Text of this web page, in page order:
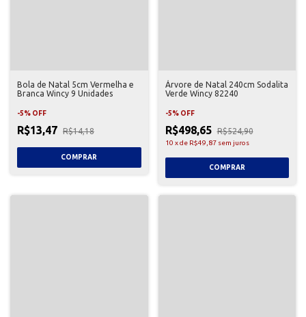
Bola de Natal 5cm Vermelha e
Branca Wincy 9 Unidades
-5% OFF
R$13,47 R$14,18
Árvore de Natal 240cm Sodalita
Verde Wincy 82240
-5% OFF
R$498,65 R$524,90
10 xde R$49,87 sem juros